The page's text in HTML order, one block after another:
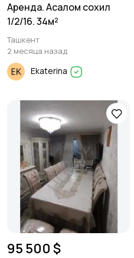
Аренда. Асалом сохил
1/2/16. 34м²
Ташкент
2 месяца назад
Ekaterina
95 500 $